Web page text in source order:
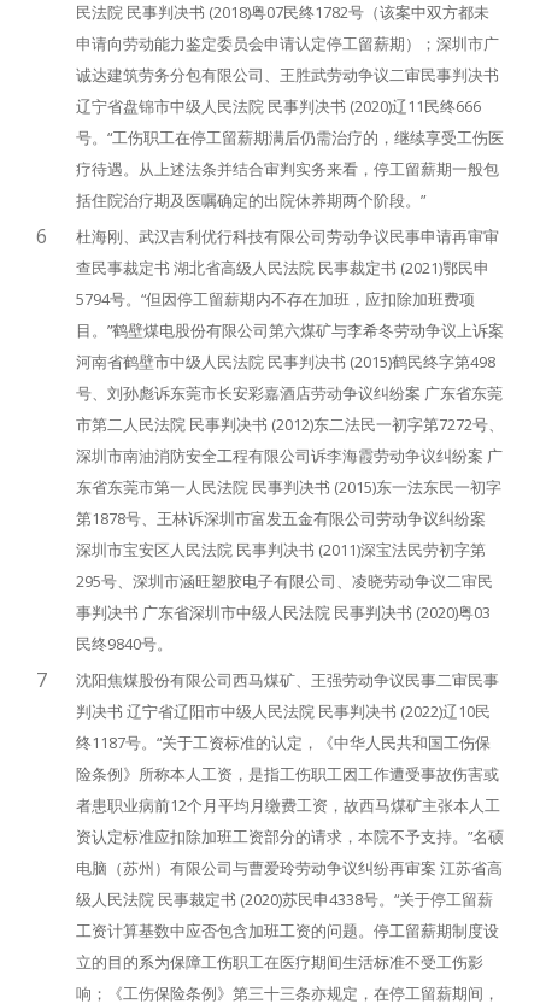
民法院 民事判决书 (2018)粤07民终1782号（该案中双方都未
申请向劳动能力鉴定委员会申请认定停工留薪期）；深圳市广
诚达建筑劳务分包有限公司、王胜武劳动争议二审民事判决书
辽宁省盘锦市中级人民法院 民事判决书 (2020)辽11民终666
号。“工伤职工在停工留薪期满后仍需治疗的，继续享受工伤医
疗待遇。从上述法条并结合审判实务来看，停工留薪期一般包
括住院治疗期及医嘱确定的出院休养期两个阶段。”
6
杜海刚、武汉吉利优行科技有限公司劳动争议民事申请再审审
查民事裁定书 湖北省高级人民法院 民事裁定书 (2021)鄂民申
5794号。“但因停工留薪期内不存在加班，应扣除加班费项
目。”鹤壁煤电股份有限公司第六煤矿与李希冬劳动争议上诉案
河南省鹤壁市中级人民法院 民事判决书 (2015)鹤民终字第498
号、刘孙彪诉东莞市长安彩嘉酒店劳动争议纠纷案 广东省东莞
市第二人民法院 民事判决书 (2012)东二法民一初字第7272号、
深圳市南油消防安全工程有限公司诉李海霞劳动争议纠纷案 广
东省东莞市第一人民法院 民事判决书 (2015)东一法东民一初字
第1878号、王林诉深圳市富发五金有限公司劳动争议纠纷案
深圳市宝安区人民法院 民事判决书 (2011)深宝法民劳初字第
295号、深圳市涵旺塑胶电子有限公司、凌晓劳动争议二审民
事判决书 广东省深圳市中级人民法院 民事判决书 (2020)粤03
民终9840号。
7
沈阳焦煤股份有限公司西马煤矿、王强劳动争议民事二审民事
判决书 辽宁省辽阳市中级人民法院 民事判决书 (2022)辽10民
终1187号。“关于工资标准的认定，《中华人民共和国工伤保
险条例》所称本人工资，是指工伤职工因工作遭受事故伤害或
者患职业病前12个月平均月缴费工资，故西马煤矿主张本人工
资认定标准应扣除加班工资部分的请求，本院不予支持。”名硕
电脑（苏州）有限公司与曹爱玲劳动争议纠纷再审案 江苏省高
级人民法院 民事裁定书 (2020)苏民申4338号。“关于停工留薪
工资计算基数中应否包含加班工资的问题。停工留薪期制度设
立的目的系为保障工伤职工在医疗期间生活标准不受工伤影
响；《工伤保险条例》第三十三条亦规定，在停工留薪期间，